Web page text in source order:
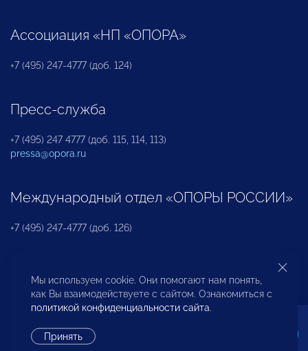
Ассоциация «НП «ОПОРА»
+7 (495) 247-4777 (доб. 124)
Пресс-служба
+7 (495) 247 4777 (доб. 115, 114, 113)
pressa@opora.ru
Международный отдел «ОПОРЫ РОССИИ»
+7 (495) 247-4777 (доб. 126)
Бюро по защите прав предпринимателей и
инвесторов
Мы используем cookie. Они помогают нам понять,
как Вы взаимодействуете с сайтом. Ознакомиться с
политикой конфиденциальности сайта.
Принять